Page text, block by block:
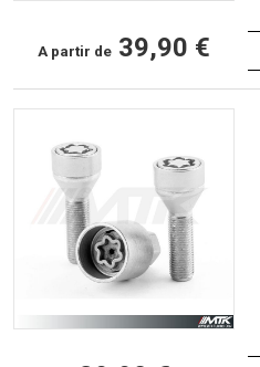
A partir de 39,90 €